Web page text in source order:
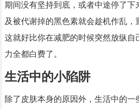
期间没有坚持到底，或者中途停了下
及被代谢掉的黑色素就会趁机作乱，
这就好比你在减肥的时候突然放纵自
力全都白费了。
生活中的小陷阱
除了皮肤本身的原因外，生活中的一